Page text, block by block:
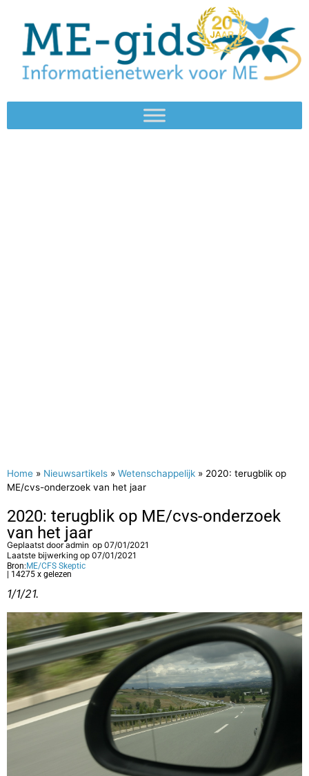
Home » Nieuwsartikels » Wetenschappelijk » 2020: terugblik op
ME/cvs-onderzoek van het jaar
2020: terugblik op ME/cvs-onderzoek
van het jaar
Geplaatst dooradmin op 07/01/2021
Laatste bijwerking op 07/01/2021
Bron: ME/CFS Skeptic
| 14275 x gelezen
1/1/21.